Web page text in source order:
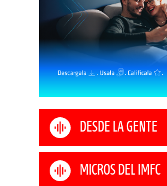
DESDE LA GENTE
MICROS DEL IMFC